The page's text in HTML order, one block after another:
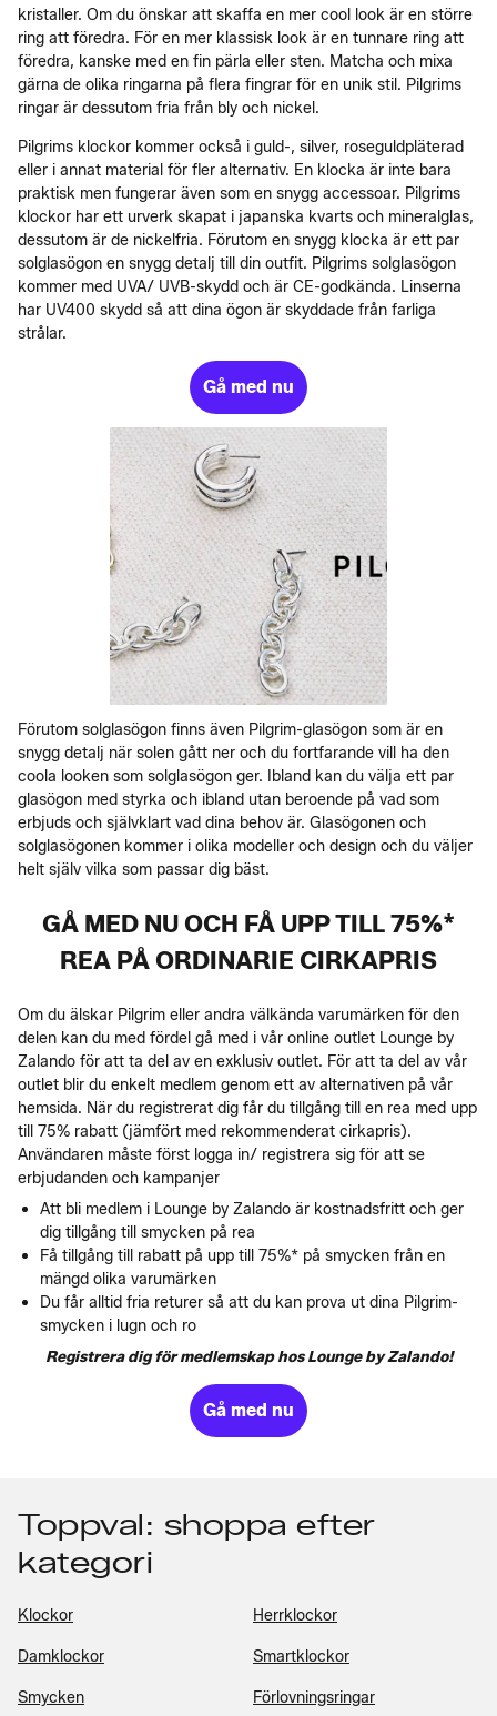
kristaller. Om du önskar att skaffa en mer cool look är en större
ring att föredra. För en mer klassisk look är en tunnare ring att
föredra, kanske med en fin pärla eller sten. Matcha och mixa
gärna de olika ringarna på flera fingrar för en unik stil. Pilgrims
ringar är dessutom fria från bly och nickel.
Pilgrims klockor kommer också i guld-, silver, roseguldpläterad
eller i annat material för fler alternativ. En klocka är inte bara
praktisk men fungerar även som en snygg accessoar. Pilgrims
klockor har ett urverk skapat i japanska kvarts och mineralglas,
dessutom är de nickelfria. Förutom en snygg klocka är ett par
solglasögon en snygg detalj till din outfit. Pilgrims solglasögon
kommer med UVA/ UVB-skydd och är CE-godkända. Linserna
har UV400 skydd så att dina ögon är skyddade från farliga
strålar.
Gå med nu
Förutom solglasögon finns även Pilgrim-glasögon som är en
snygg detalj när solen gått ner och du fortfarande vill ha den
coola looken som solglasögon ger. Ibland kan du välja ett par
glasögon med styrka och ibland utan beroende på vad som
erbjuds och självklart vad dina behov är. Glasögonen och
solglasögonen kommer i olika modeller och design och du väljer
helt själv vilka som passar dig bäst.
GÅ MED NU OCH FÅ UPP TILL 75%*
REA PÅ ORDINARIE CIRKAPRIS
Om du älskar Pilgrim eller andra välkända varumärken för den
delen kan du med fördel gå med i vår online outlet Lounge by
Zalando för att ta del av en exklusiv outlet. För att ta del av vår
outlet blir du enkelt medlem genom ett av alternativen på vår
hemsida. När du registrerat dig får du tillgång till en rea med upp
till 75% rabatt (jämfört med rekommenderat cirkapris).
Användaren måste först logga in/ registrera sig för att se
erbjudanden och kampanjer
Att bli medlem i Lounge by Zalando är kostnadsfritt och ger
dig tillgång till smycken på rea
Få tillgång till rabatt på upp till 75%* på smycken från en
mängd olika varumärken
Du får alltid fria returer så att du kan prova ut dina Pilgrim-
smycken i lugn och ro
Registrera dig för medlemskap hos Lounge by Zalando!
Gå med nu
Toppval: shoppa efter
kategori
Klockor Herrklockor
Damklockor Smartklockor
Smycken Förlovningsringar